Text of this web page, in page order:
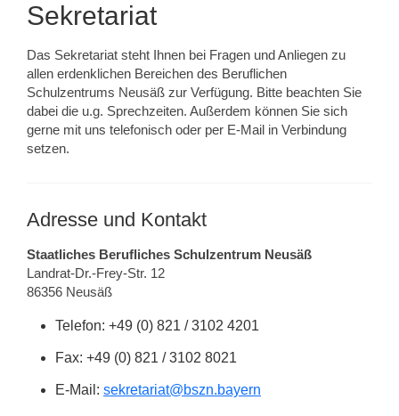
Sekretariat
Das Sekretariat steht Ihnen bei Fragen und Anliegen zu
allen erdenklichen Bereichen des Beruflichen
Schulzentrums Neusäß zur Verfügung. Bitte beachten Sie
dabei die u.g. Sprechzeiten. Außerdem können Sie sich
gerne mit uns telefonisch oder per E-Mail in Verbindung
setzen.
Adresse und Kontakt
Staatliches Berufliches Schulzentrum Neusäß
Landrat-Dr.-Frey-Str. 12
86356 Neusäß
Telefon: +49 (0) 821 / 3102 4201
Fax: +49 (0) 821 / 3102 8021
E-Mail: sekretariat@bszn.bayern